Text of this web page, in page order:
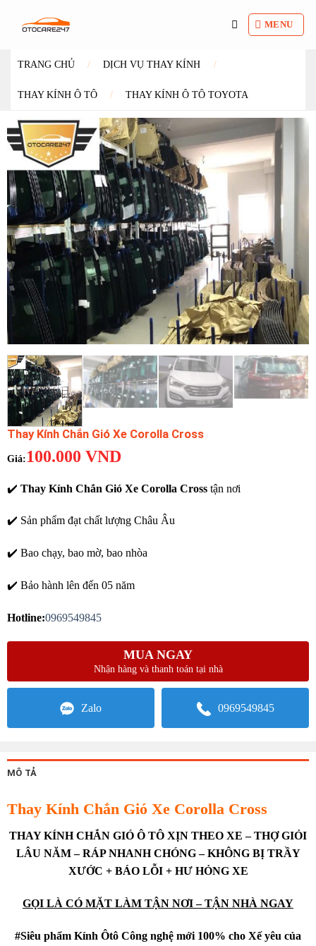
dung
MENU
TRANG CHỦ / DỊCH VỤ THAY KÍNH /
THAY KÍNH Ô TÔ / THAY KÍNH Ô TÔ TOYOTA
Thay Kính Chắn Gió Xe Corolla Cross
100.000 VND
✔️ Thay Kính Chắn Gió Xe Corolla Cross tận nơi
✔️ Sản phẩm đạt chất lượng Châu Âu
✔️ Bao chạy, bao mờ, bao nhòa
✔️ Bảo hành lên đến 05 năm
Hotline:0969549845
MUA NGAY
Nhận hàng và thanh toán tại nhà
Zalo 0969549845
MÔ TẢ
Thay Kính Chắn Gió Xe Corolla Cross
THAY KÍNH CHẮN GIÓ Ô TÔ XỊN THEO XE – THỢ GIỎI
LÂU NĂM – RÁP NHANH CHÓNG – KHÔNG BỊ TRẦY
XƯỚC + BÁO LỖI + HƯ HỎNG XE
GỌI LÀ CÓ MẶT LÀM TẬN NƠI – TẬN NHÀ NGAY
#Siêu phẩm Kính Ôtô Công nghệ mới 100% cho Xế yêu của